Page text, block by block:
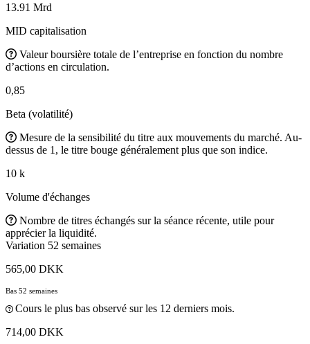
13.91 Mrd
MID capitalisation
Valeur boursière totale de l’entreprise en fonction du nombre
d’actions en circulation.
0,85
Beta (volatilité)
Mesure de la sensibilité du titre aux mouvements du marché. Au-
dessus de 1, le titre bouge généralement plus que son indice.
10 k
Volume d'échanges
Nombre de titres échangés sur la séance récente, utile pour
apprécier la liquidité.
Variation 52 semaines
565,00 DKK
Bas 52 semaines
Cours le plus bas observé sur les 12 derniers mois.
714,00 DKK